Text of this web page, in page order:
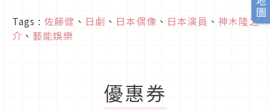
Tags : 佐藤健 、 日劇 、 日本偶像 、 日本演員 、 神木隆之
介 、 藝能娛樂
優惠券